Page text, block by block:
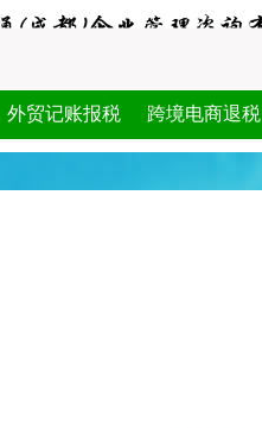
外贸记账报税 跨境电商退税